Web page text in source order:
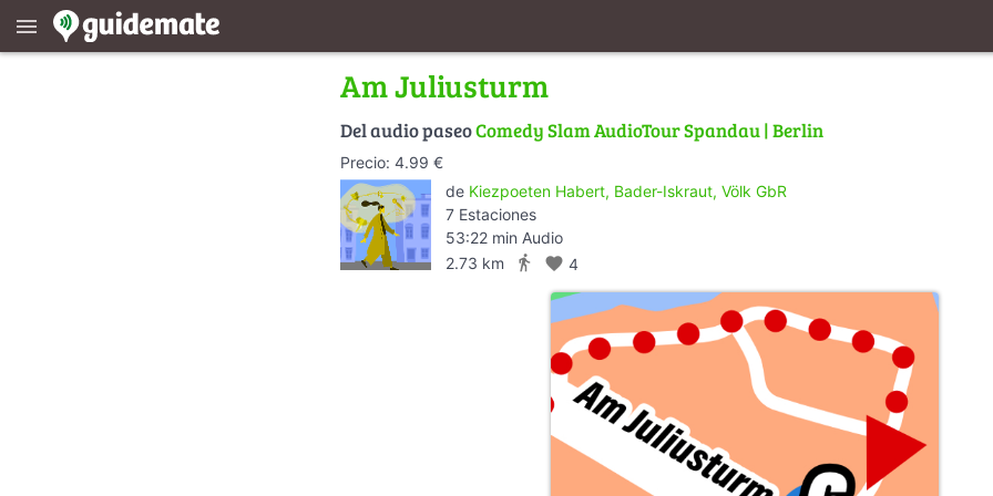
menu
Am Juliusturm
Del audio paseoComedy Slam AudioTour Spandau | Berlin
Precio: 4.99 €
de Kiezpoeten Habert, Bader-Iskraut, Völk GbR
7 Estaciones
53:22 min Audio
2.73 km
directions_walk favorite 4